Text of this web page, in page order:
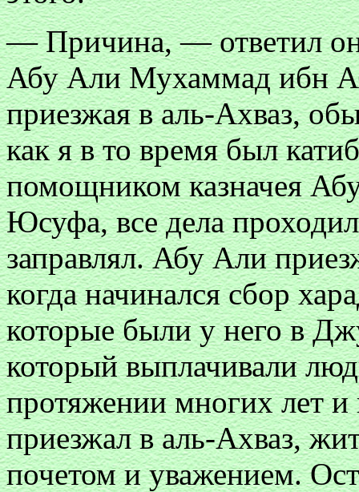
— Причина, — ответил
Абу Али Мухаммад ибн
приезжая в аль-Ахваз,
как я в то время был
помощником казначея
Юсуфа, все дела
заправлял. Абу Али
когда начинался сбор
которые были у него в
который выплачивали
протяжении многих лет
приезжал в аль-Ахваз,
почетом и уважением.